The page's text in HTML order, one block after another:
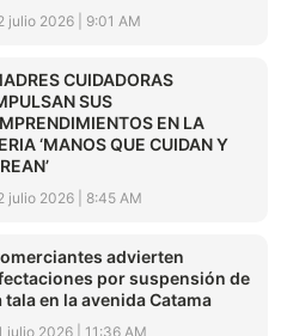
julio 2026 9:01 AM
CUIDADORAS
SUS
EN LA
‘MANOS QUE CUIDAN Y
julio 2026 8:45 AM
advierten
por suspensión de
tala en la avenida Catama
julio 2026 11:36 AM